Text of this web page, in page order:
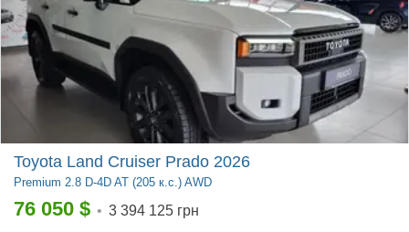
Toyota Land Cruiser Prado 2026
Premium 2.8 D-4D AT (205 к.с.) AWD
76 050 $ • 3 394 125 грн